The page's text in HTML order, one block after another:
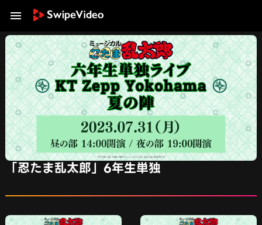
「忍たま乱太郎」6年生単独